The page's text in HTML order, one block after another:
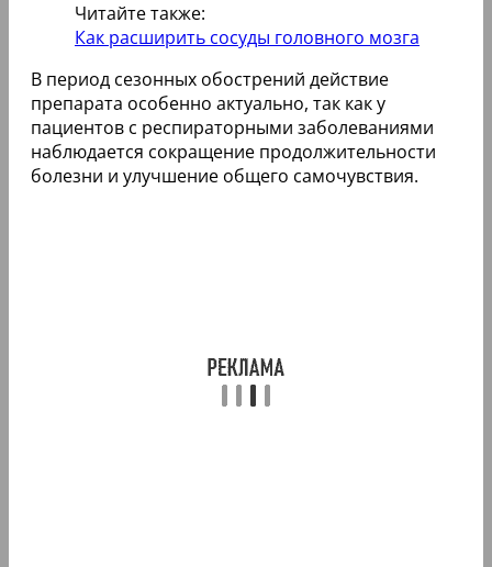
Читайте также:
Как расширить сосуды головного мозга
В период сезонных обострений действие
препарата особенно актуально, так как у
пациентов с респираторными заболеваниями
наблюдается сокращение продолжительности
болезни и улучшение общего самочувствия.